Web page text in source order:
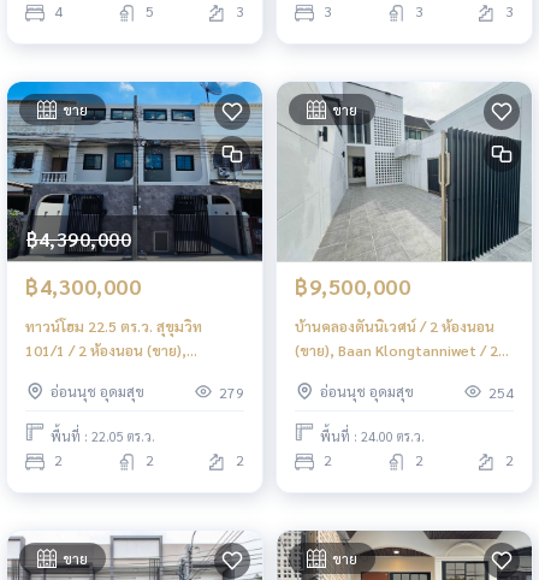
4 5 3 3 3 3
ขาย
฿4,390,000
฿4,300,000
ทาวน์โฮม 22.5 ตร.ว. สุขุมวิท
101/1 / 2 ห้องนอน (ขาย),
Sukhumvit 101/1 / 2 Bedrooms
(FOR SALE) GNG008
อ่อนนุช อุดมสุข 279
พื้นที่ : 22.05 ตร.ว.
2 2 2
ขาย
฿9,500,000
บ้านคลองตันนิเวศน์ / 2 ห้องนอน
(ขาย), Baan Klongtanniwet / 2
อ่อนนุช อุดมสุข
254
พื้นที่ : 24.00 ตร.ว.
2 2 2
ขาย ขาย